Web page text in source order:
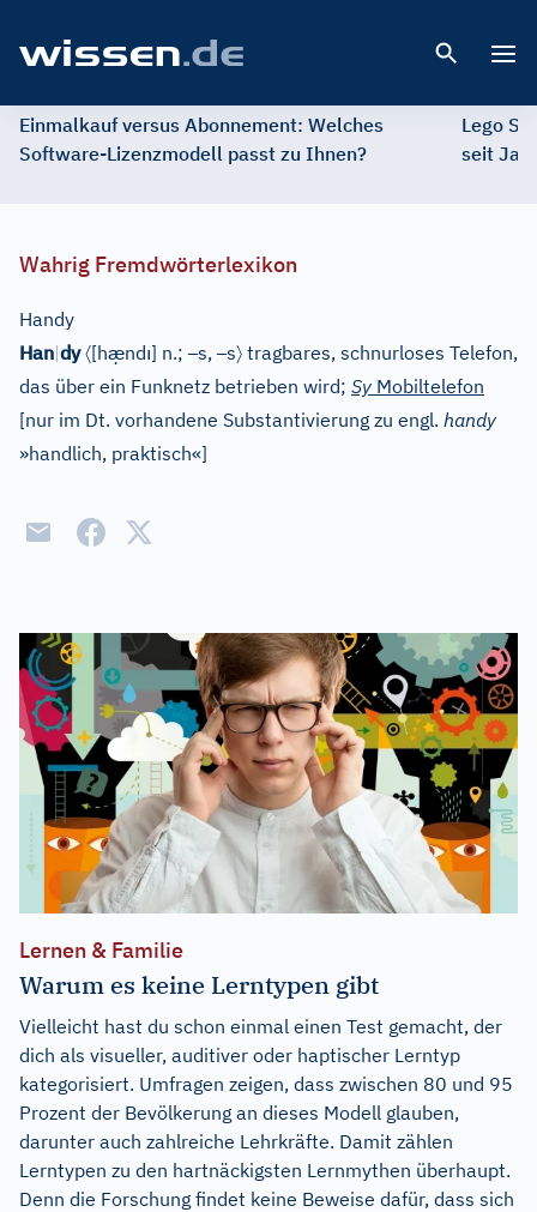
Einmalkauf versus Abonnement: Welches
Software-Lizenzmodell passt zu Ihnen?
Lego
seit
Wahrig Fremdwörterlexikon
Handy
Han|dy 〈[hæ̣ndı] n.;–s,–s〉 tragbares, schnurloses Telefon,
das über ein Funknetz betrieben wird; Sy Mobiltelefon
[nur im Dt. vorhandene Substantivierung zu engl. handy
»handlich, praktisch«]
Lernen & Familie
Warum es keine Lerntypen gibt
Vielleicht hast du schon einmal einen Test gemacht, der
dich als visueller, auditiver oder haptischer Lerntyp
kategorisiert. Umfragen zeigen, dass zwischen 80 und 95
Prozent der Bevölkerung an dieses Modell glauben,
darunter auch zahlreiche Lehrkräfte. Damit zählen
Lerntypen zu den hartnäckigsten Lernmythen überhaupt.
Denn die Forschung findet keine Beweise dafür, dass sich